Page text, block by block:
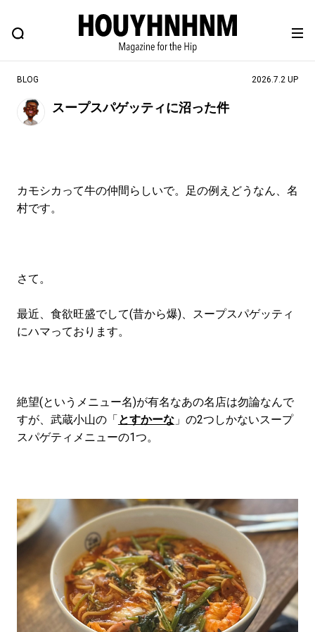
BLOG SNAP
ヒップなファッション、カルチャー、ライフスタイルWEBマガジン
#NEW VINTAGE
#LIFESTYLE #SNEAKER #OUTDOOR
#SPORTS #HANDSOME HANDBOOK
BLOG 2026.7.2 UP
スープスパゲッティに沼った件
カモシカって牛の仲間らしいで。足の例えどうなん、名
村です。
さて。
最近、食欲旺盛でして(昔から爆)、スープスパゲッティ
にハマっております。
絶望(というメニュー名)が有名なあの名店は勿論なんで
すが、武蔵小山の「とすかーな」の2つしかないスープ
スパゲティメニューの1つ。